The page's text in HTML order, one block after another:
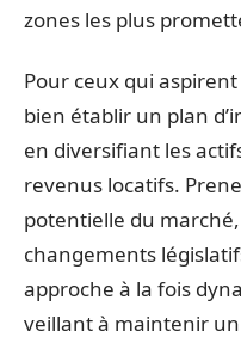
zones les plus
Pour ceux qui aspirent
bien établir un plan
en diversifiant les
revenus locatifs.
potentielle du
changements
approche à la fois
veillant à maintenir